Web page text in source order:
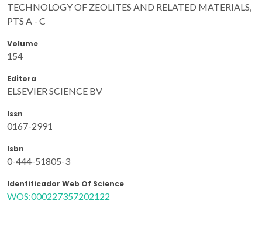
TECHNOLOGY OF ZEOLITES AND RELATED MATERIALS,
PTS A - C
Volume
154
Editora
ELSEVIER SCIENCE BV
Issn
0167-2991
Isbn
0-444-51805-3
Identificador Web Of Science
WOS:000227357202122